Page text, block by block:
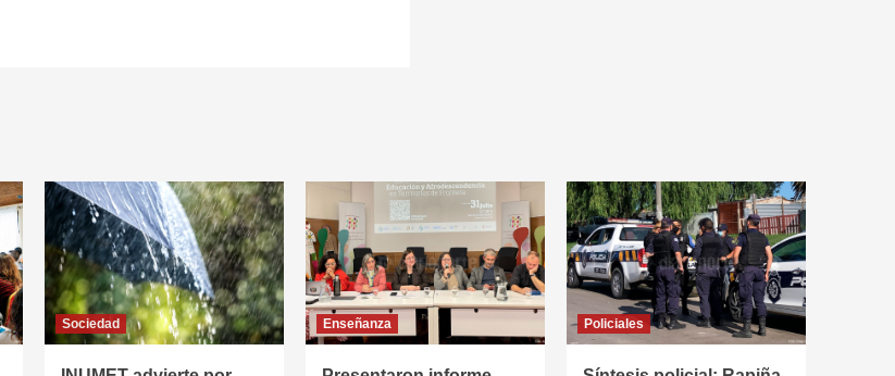
Sociedad Enseñanza Policiales